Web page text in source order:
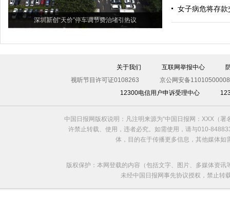
深圳新创“天价”停车调节费治堵引热议
女子病危将存
关于我们 互联网举报中心
视听节目许可证0108263
京公网安备
12300电信用户申诉受理中心
中国日报网版权说明：凡注明来源为“中国日报网：XXX（
许禁止转载、使用，违者必究。如需使用，请与010-
体，目的在于传播更多信息，其他媒体
版权保护：本网登载的内容（包括文字、图片、多媒体资
未经中国日报网事先协议授权，禁止转